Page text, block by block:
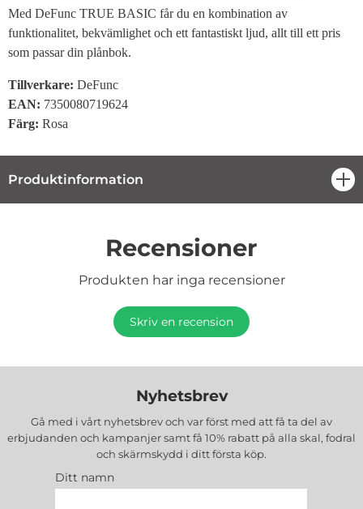
Med DeFunc TRUE BASIC får du en kombination av
funktionalitet, bekvämlighet och ett fantastiskt ljud, allt till ett pris
som passar din plånbok.
Tillverkare: DeFunc
EAN: 7350080719624
Färg: Rosa
Produktinformation
Recensioner
Produkten har inga recensioner
Skriv en recension
Nyhetsbrev
Gå med i vårt nyhetsbrev och var först med att få ta del av
erbjudanden och kampanjer samt få 10% rabatt på alla skal, fodral
och skärmskydd i ditt första köp.
Ditt namn